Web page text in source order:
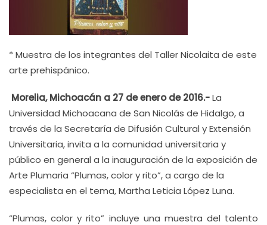
* Muestra de los integrantes del Taller Nicolaita de este
arte prehispánico.
Morelia, Michoacán a 27 de enero de 2016.-La
Universidad Michoacana de San Nicolás de Hidalgo, a
través de la Secretaría de Difusión Cultural y Extensión
Universitaria, invita a la comunidad universitaria y
público en general a la inauguración de la exposición de
Arte Plumaria “Plumas, color y rito”, a cargo de la
especialista en el tema, Martha Leticia López Luna.
“Plumas, color y rito” incluye una muestra del talento